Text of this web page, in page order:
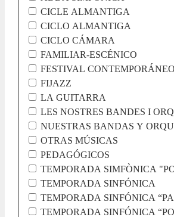
CICLE ALMANTIGA
CICLO ALMANTIGA
CICLO CÁMARA
FAMILIAR-ESCÉNICO
FESTIVAL CONTEMPORÁNEO
FIJAZZ
LA GUITARRA
LES NOSTRES BANDES I
NUESTRAS BANDAS Y
OTRAS MÚSICAS
PEDAGÓGICOS
TEMPORADA SIMFÒNICA
TEMPORADA SINFÓNICA
TEMPORADA SINFÓNICA
TEMPORADA SINFÓNICA